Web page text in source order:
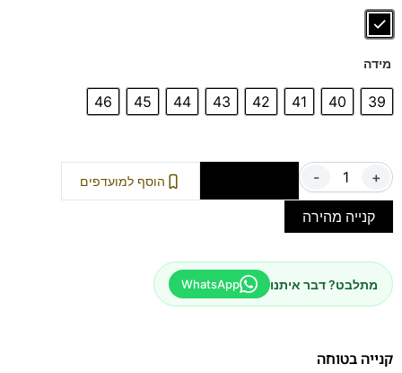
מידה
39
40
41
42
43
44
45
46
- + הוסף למועדפים
קנייה מהירה
מתלבט? דבר איתנו WhatsApp
קנייה בטוחה